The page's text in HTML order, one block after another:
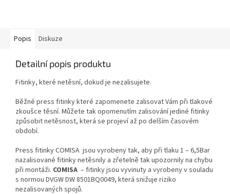
Popis Diskuze
Detailní popis produktu
Fitinky, které netěsní, dokud je nezalisujete.
Běžné press fitinky které zapomenete zalisovat Vám při tlakové
zkoušce těsní. Můžete tak opomenutím zalisování jediné fitinky
způsobit netěsnost, která se projeví až po delším časovém
období.
Press fitinky COMISA jsou vyrobeny tak, aby při tlaku 1 – 6,5Bar
nazalisované fitinky netěsnily a zřetelně tak upozornily na chybu
při montáži. COMISA – fitinky jsou vyvinuty a vyrobeny v souladu
s normou DVGW DW 8501BQ0049, která snižuje riziko
nezalisovaných spojů.